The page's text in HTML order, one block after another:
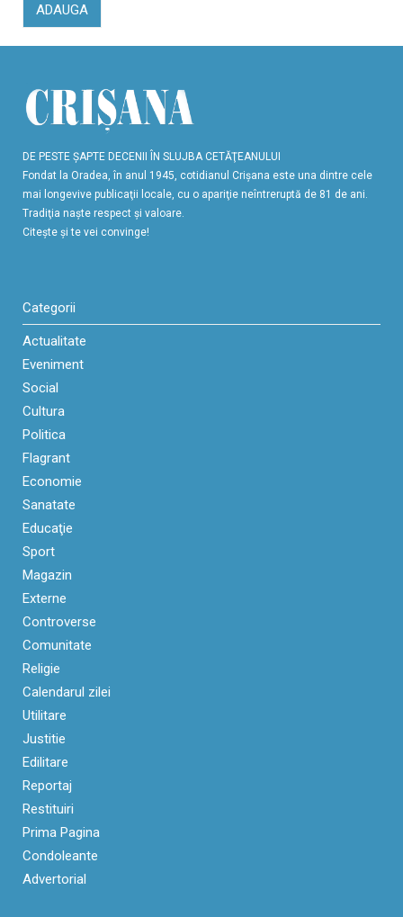
ADAUGA
DE PESTE ŞAPTE DECENII ÎN SLUJBA CETĂŢEANULUI
Fondat la Oradea, în anul 1945, cotidianul Crişana este una dintre cele
mai longevive publicaţii locale, cu o apariţie neîntreruptă de 81 de ani.
Tradiţia naşte respect şi valoare.
Citeşte şi te vei convinge!
Categorii
Actualitate
Eveniment
Social
Cultura
Politica
Flagrant
Economie
Sanatate
Educaţie
Sport
Magazin
Externe
Controverse
Comunitate
Religie
Calendarul zilei
Utilitare
Justitie
Edilitare
Reportaj
Restituiri
Prima Pagina
Condoleante
Advertorial